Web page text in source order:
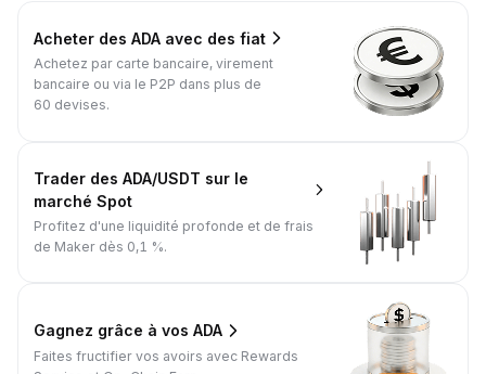
Acheter des ADA avec des fiat
Achetez par carte bancaire, virement
bancaire ou via le P2P dans plus de
60 devises.
Trader des ADA/USDT sur le
marché Spot
Profitez d'une liquidité profonde et de frais
de Maker dès 0,1 %.
Gagnez grâce à vos ADA
Faites fructifier vos avoirs avec Rewards